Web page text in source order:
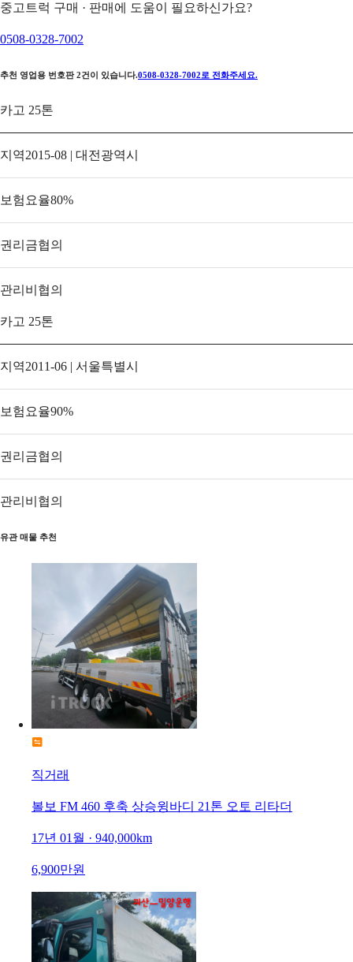
중고트럭 구매 · 판매에 도움이 필요하신가요?
0508-0328-7002
추천 영업용 번호판 2건이 있습니다.0508-0328-7002 로 전화주세요.
카고 25톤
지역2015-08 | 대전광역시
보험요율80%
권리금협의
관리비 협의
카고 25톤
지역2011-06 | 서울특별시
보험요율90%
권리금협의
관리비 협의
유관 매물 추천
직거래
볼보 FM 460 후축 상승윙바디 21톤 오토 리타더
17년 01월 · 940,000km
6,900만원